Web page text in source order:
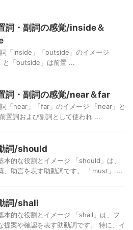
詞・副詞の感覚/inside＆
「inside」「outside」のイメージ
と「outside」は前置 ...
詞・副詞の感覚/near＆far
「near」「far」のイメージ 「near」と
置詞および副詞として使われ ...
詞/should
本的な役割とイメージ 「should」は、
、助言を表す助動詞です。 「must」 ...
詞/shall
本的な役割とイメージ 「shall」は、フ
提案や確認を表す助動詞です。 特に、イ